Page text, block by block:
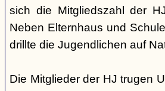
sich die Mitgliedszahl der
Neben Elternhaus und
drillte die Jugendlichen auf
Die Mitglieder der HJ trugen